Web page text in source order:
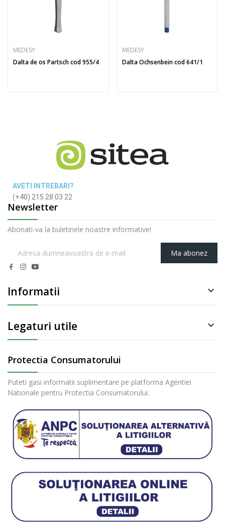
MEDESY
Dalta de os Partsch cod 955/4
MEDESY
Dalta Ochsenbein cod 641/1
AVETI INTREBARI?
(+40) 215 28 03 22
Newsletter
Abonati-va la buletinele noastre informative!
Ma abonez
Informatii 
Legaturi utile 
Protectia Consumatorului
Puteti gasi informatii suplimentare pe platforma Agentiei
Nationale pentru Protectia Consumatorului: